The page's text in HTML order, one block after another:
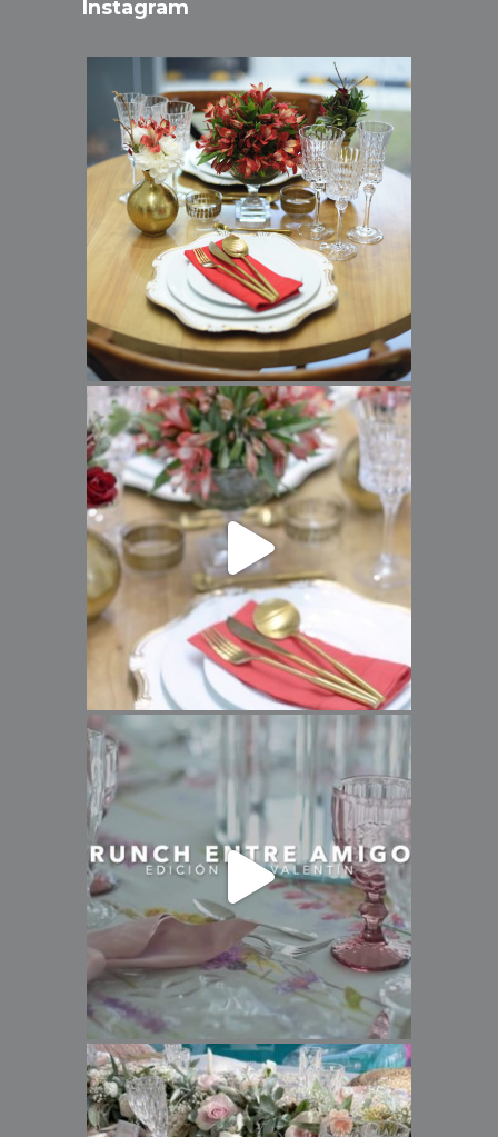
Instagram